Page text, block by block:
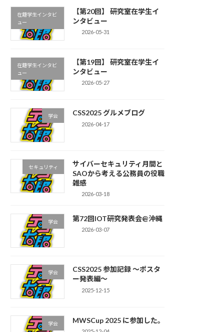
在籍学生インタビ
ュー
【第20回】 研究室在学生イ
ンタビュー
2026-05-31
在籍学生インタビ
ュー
【第19回】 研究室在学生イ
ンタビュー
2026-05-27
学会 CSS2025 グルメブログ
2026-04-17
セキュリティ
サイバーセキュリティ月間と
SAOから考える公務員の役職
雑感
2026-03-18
学会 第72回IOT研究発表会@沖縄
2026-03-07
学会
CSS2025 参加記録 〜ポスタ
ー発表編〜
2025-12-15
学会 MWSCup 2025 に参加した。